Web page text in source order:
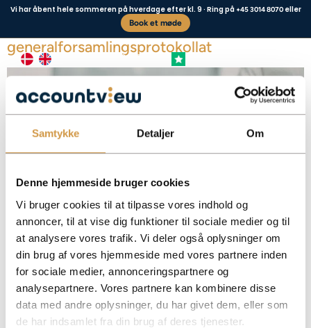
Samtykke Detaljer Om
Denne hjemmeside bruger cookies
Vi bruger cookies til at tilpasse vores indhold og
annoncer, til at vise dig funktioner til sociale medier og til
at analysere vores trafik. Vi deler også oplysninger om
din brug af vores hjemmeside med vores partnere inden
for sociale medier, annonceringspartnere og
analysepartnere. Vores partnere kan kombinere disse
data med andre oplysninger, du har givet dem, eller som
de har indsamlet fra din brug af deres tjenester.
Vi har åbent hele sommeren på hverdage efter kl. 9 · Ring på +45 3014 8070eller
Book et møde
+4,8 FREMRAGENDE
generalforsamlingsprotokollat
Alle selskaber skal have vedtægter og udarbejde et
generalforsamlingsprotokollat i forbindelse med årsrapporten. Få overblik over
kravene og hvad dokumenterne skal indeholde.
Facebook
Mastodon
EmailShare